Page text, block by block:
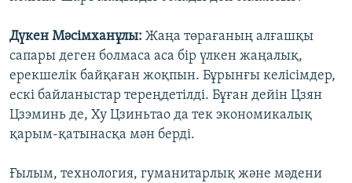
Дүкен Мәсімханұлы: Жаңа төрағаның алғашқы
сапары деген болмаса аса бір үлкен жаңалық,
ерекшелік байқаған жоқпын. Бұрынғы келісімдер,
ескі байланыстар тереңдетілді. Бұған дейін Цзян
Цзэминь де, Ху Цзиньтао да тек экономикалық
қарым-қатынасқа мән берді.
Ғылым, технология, гуманитарлық және мәдени